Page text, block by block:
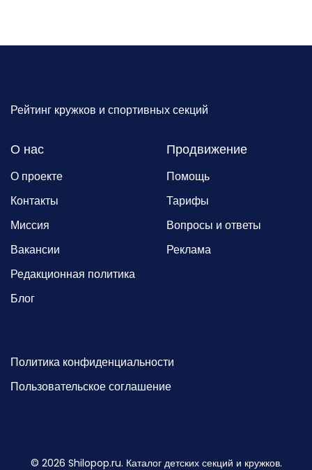
Рейтинг кружков и спортивных секций
О нас
О проекте
Контакты
Миссия
Вакансии
Редакционная политика
Блог
Продвижение
Помощь
Тарифы
Вопросы и ответы
Реклама
Политика конфиденциальности
Пользовательское соглашение
© 2026 Shilopop.ru. Каталог детских секций и кружков.